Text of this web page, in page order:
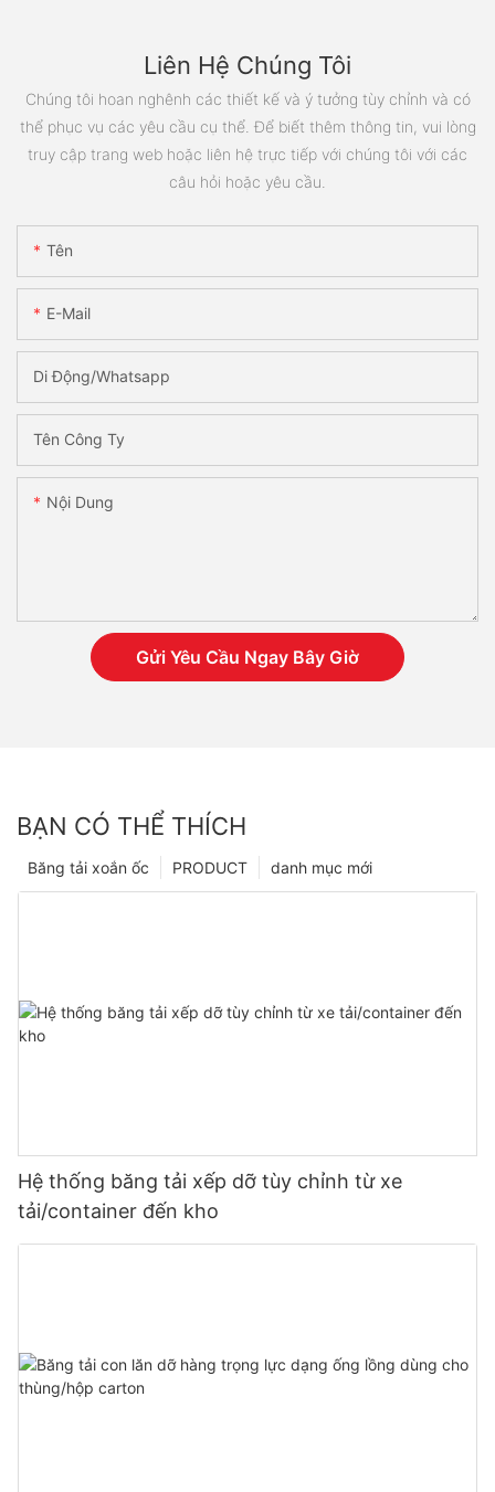
Liên Hệ Chúng Tôi
Chúng tôi hoan nghênh các thiết kế và ý tưởng tùy chỉnh và có
thể phục vụ các yêu cầu cụ thể. Để biết thêm thông tin, vui lòng
truy cập trang web hoặc liên hệ trực tiếp với chúng tôi với các
câu hỏi hoặc yêu cầu.
Tên
E-Mail
Di Động/Whatsapp
Tên Công Ty
Nội Dung
Gửi Yêu Cầu Ngay Bây Giờ
BẠN CÓ THỂ THÍCH
danh mục mới
PRODUCT
Băng tải xoắn ốc
Hệ thống băng tải xếp dỡ tùy chỉnh từ xe
tải/container đến kho